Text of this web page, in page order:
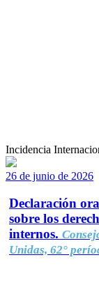
Incidencia
26 de junio de 2026
Declaración
sobre los
internos.
Unidas, 62°